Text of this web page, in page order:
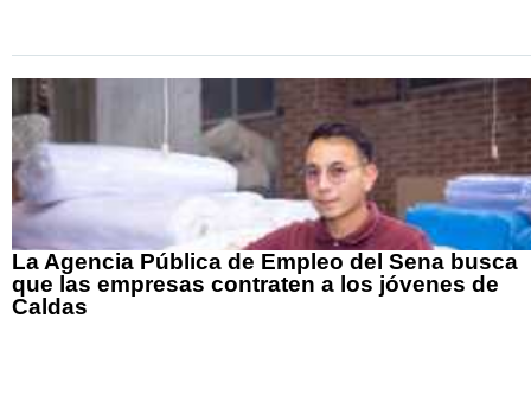
La Agencia Pública de Empleo del Sena busca
que las empresas contraten a los jóvenes de
Caldas